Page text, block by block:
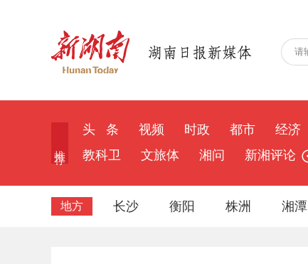
头 条 视频 时政 都市
经济
教科卫
文旅体 湘问 新湘评论
地方 长沙 衡阳 株洲 湘潭